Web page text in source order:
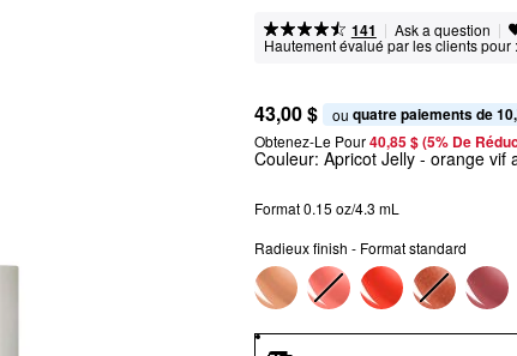
141 | Ask a question |
Hautement évalué par les clients pour :
43,00 $ ou quatre paiements de
Obtenez-Le Pour40,85 $ (5% De
Couleur: Apricot Jelly - orange vif
Format 0.15 oz/4.3 mL
Radieux finish - Format standard